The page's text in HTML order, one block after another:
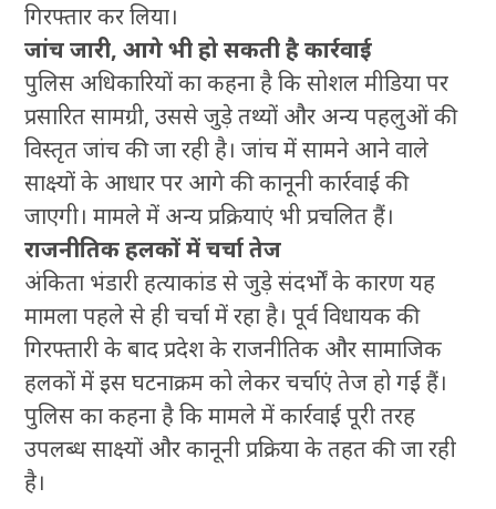
गिरफ्तार कर लिया।
जांच जारी, आगे भी हो सकती है कार्रवाई
पुलिस अधिकारियों का कहना है कि सोशल मीडिया पर
प्रसारित सामग्री, उससे जुड़े तथ्यों और अन्य पहलुओं की
विस्तृत जांच की जा रही है। जांच में सामने आने वाले
साक्ष्यों के आधार पर आगे की कानूनी कार्रवाई की
जाएगी। मामले में अन्य प्रक्रियाएं भी प्रचलित हैं।
राजनीतिक हलकों में चर्चा तेज
अंकिता भंडारी हत्याकांड से जुड़े संदर्भों के कारण यह
मामला पहले से ही चर्चा में रहा है। पूर्व विधायक की
गिरफ्तारी के बाद प्रदेश के राजनीतिक और सामाजिक
हलकों में इस घटनाक्रम को लेकर चर्चाएं तेज हो गई हैं।
पुलिस का कहना है कि मामले में कार्रवाई पूरी तरह
उपलब्ध साक्ष्यों और कानूनी प्रक्रिया के तहत की जा रही
है।